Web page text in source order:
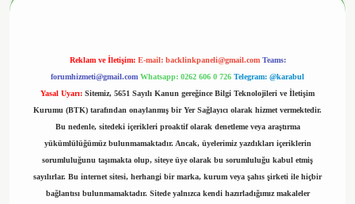
Reklam ve İletişim: E-mail: backlinkpaneli@gmail.com Teams:
forumhizmeti@gmail.com Whatsapp: 0262 606 0 726 Telegram: @karabul
Yasal Uyarı: Sitemiz, 5651 Sayılı Kanun gereğince Bilgi Teknolojileri ve İletişim
Kurumu (BTK) tarafından onaylanmış bir Yer Sağlayıcı olarak hizmet vermektedir.
Bu nedenle, sitedeki içerikleri proaktif olarak denetleme veya araştırma
yükümlülüğümüz bulunmamaktadır. Ancak, üyelerimiz yazdıkları içeriklerin
sorumluluğunu taşımakta olup, siteye üye olarak bu sorumluluğu kabul etmiş
sayılırlar. Bu internet sitesi, herhangi bir marka, kurum veya şahıs şirketi ile hiçbir
bağlantısı bulunmamaktadır. Sitede yalnızca kendi hazırladığımız makaleler